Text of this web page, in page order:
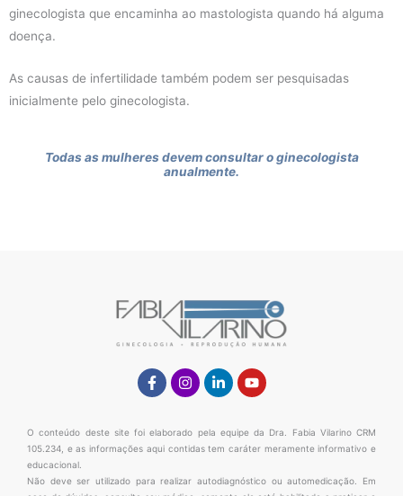
ginecologista que encaminha ao mastologista quando há alguma
doença.
As causas de infertilidade também podem ser pesquisadas
inicialmente pelo ginecologista.
Todas as mulheres devem consultar o ginecologista
anualmente.
Facebook-
f
Instagram
Linkedin-
in
Youtube
O conteúdo deste site foi elaborado pela equipe da Dra. Fabia Vilarino CRM
105.234, e as informações aqui contidas tem caráter meramente informativo e
educacional.
Não deve ser utilizado para realizar autodiagnóstico ou automedicação. Em